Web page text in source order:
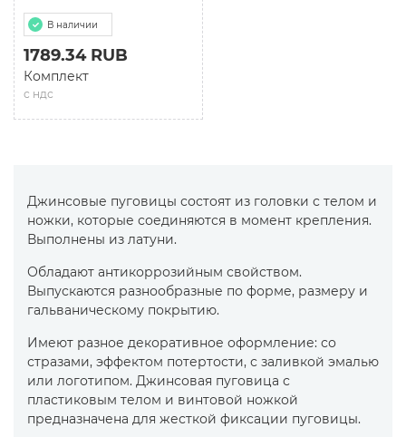
В наличии
с ндс
1789.34 RUB
Комплект
Джинсовые пуговицы состоят из головки с телом и
ножки, которые соединяются в момент крепления.
Выполнены из латуни.
Обладают антикоррозийным свойством.
Выпускаются разнообразные по форме, размеру и
гальваническому покрытию.
Имеют разное декоративное оформление: со
стразами, эффектом потертости, с заливкой эмалью
или логотипом. Джинсовая пуговица с
пластиковым телом и винтовой ножкой
предназначена для жесткой фиксации пуговицы.